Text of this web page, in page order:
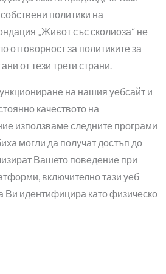
политики на
„Живот със сколиоза“ не
отговорност за политиките за
от тези трети страни.
на нашия уебсайт и
качеството на
използваме следните програми
могли да получат достъп до
Вашето поведение при
включително тази уеб
Ви идентифицира като физическо